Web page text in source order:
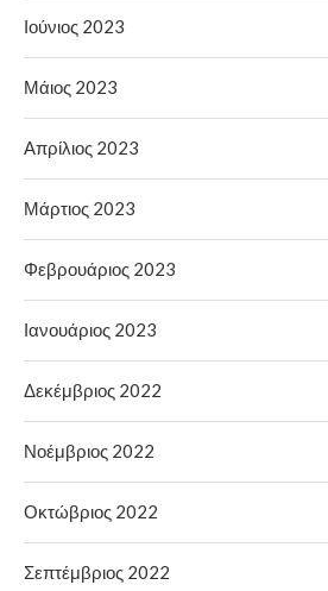
Ιούνιος 2023
Μάιος 2023
Απρίλιος 2023
Μάρτιος 2023
Φεβρουάριος 2023
Ιανουάριος 2023
Δεκέμβριος 2022
Νοέμβριος 2022
Οκτώβριος 2022
Σεπτέμβριος 2022